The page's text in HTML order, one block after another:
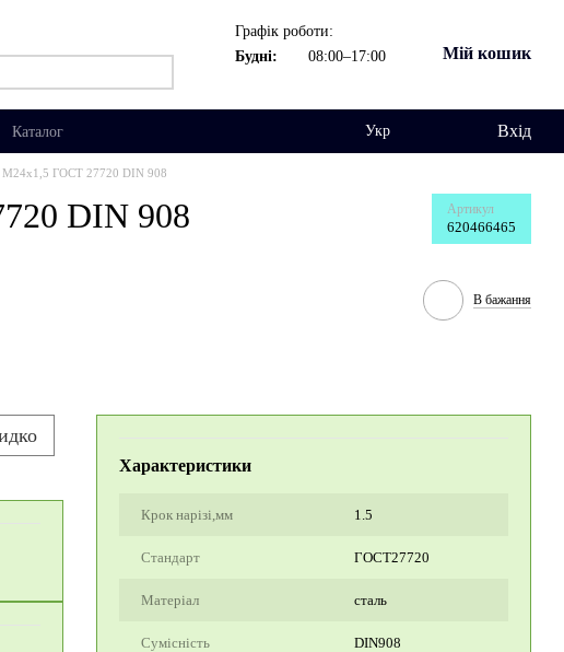
Графік роботи:
Будні:
08:00–17:00 Мій кошик
Каталог Укр Вхід
М24х1,5 ГОСТ 27720 DIN 908
DIN 908 Артикул
620466465
В бажання
Характеристики
Крок нарізі,мм 1.5
Стандарт ГОСТ27720
Матеріал сталь
Сумісність DIN908